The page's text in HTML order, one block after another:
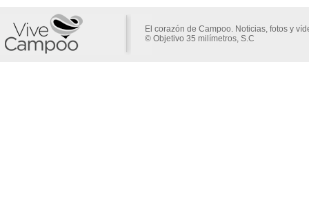
El corazón de Campoo. Noticias, fotos y
© Objetivo 35 milímetros, S.C